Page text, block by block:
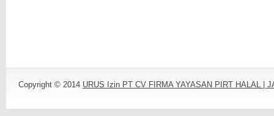
Copyright © 2014 URUS Izin PT CV FIRMA YAYASAN PIRT HALAL |